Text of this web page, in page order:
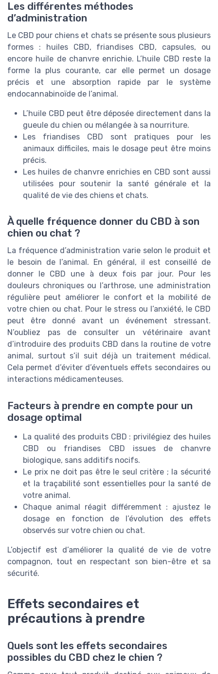
Les différentes méthodes
d’administration
Le CBD pour chiens et chats se présente sous plusieurs
formes : huiles CBD, friandises CBD, capsules, ou
encore huile de chanvre enrichie. L’huile CBD reste la
forme la plus courante, car elle permet un dosage
précis et une absorption rapide par le système
endocannabinoïde de l’animal.
L’huile CBD peut être déposée directement dans la
gueule du chien ou mélangée à sa nourriture.
Les friandises CBD sont pratiques pour les
animaux difficiles, mais le dosage peut être moins
précis.
Les huiles de chanvre enrichies en CBD sont aussi
utilisées pour soutenir la santé générale et la
qualité de vie des chiens et chats.
À quelle fréquence donner du CBD à son
chien ou chat ?
La fréquence d’administration varie selon le produit et
le besoin de l’animal. En général, il est conseillé de
donner le CBD une à deux fois par jour. Pour les
douleurs chroniques ou l’arthrose, une administration
régulière peut améliorer le confort et la mobilité de
votre chien ou chat. Pour le stress ou l’anxiété, le CBD
peut être donné avant un événement stressant.
N’oubliez pas de consulter un vétérinaire avant
d’introduire des produits CBD dans la routine de votre
animal, surtout s’il suit déjà un traitement médical.
Cela permet d’éviter d’éventuels effets secondaires ou
interactions médicamenteuses.
Facteurs à prendre en compte pour un
dosage optimal
La qualité des produits CBD : privilégiez des huiles
CBD ou friandises CBD issues de chanvre
biologique, sans additifs nocifs.
Le prix ne doit pas être le seul critère ; la sécurité
et la traçabilité sont essentielles pour la santé de
votre animal.
Chaque animal réagit différemment : ajustez le
dosage en fonction de l’évolution des effets
observés sur votre chien ou chat.
L’objectif est d’améliorer la qualité de vie de votre
compagnon, tout en respectant son bien-être et sa
sécurité.
Effets secondaires et
précautions à prendre
Quels sont les effets secondaires
possibles du CBD chez le chien ?